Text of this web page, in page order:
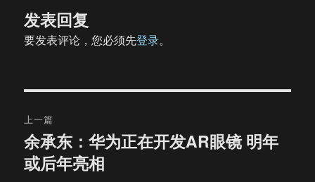
发表回复
要发表评论，您必须先登录。
章
导
上一篇
上
篇
余承东：华为正在开发AR眼镜 明年
或后年亮相